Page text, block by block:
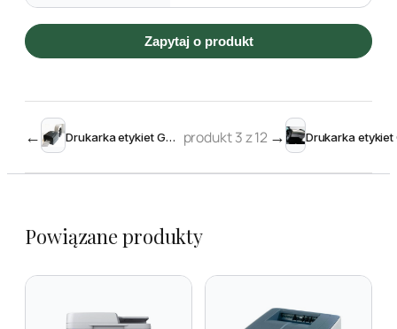
Zapytaj o produkt
← Drukarka etykiet GoDEX G500 produkt 3 z 12 →
Powiązane produkty